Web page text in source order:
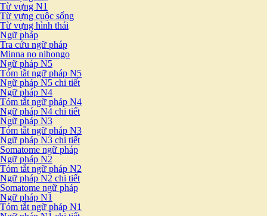
Từ vựng N1
Từ vựng cuộc sống
Từ vựng hình thái
Ngữ pháp
Tra cứu ngữ pháp
Minna no nihongo
Ngữ pháp N5
Tóm tắt ngữ pháp N5
Ngữ pháp N5 chi tiết
Ngữ pháp N4
Tóm tắt ngữ pháp N4
Ngữ pháp N4 chi tiết
Ngữ pháp N3
Tóm tắt ngữ pháp N3
Ngữ pháp N3 chi tiết
Somatome ngữ pháp
Ngữ pháp N2
Tóm tắt ngữ pháp N2
Ngữ pháp N2 chi tiết
Somatome ngữ pháp
Ngữ pháp N1
Tóm tắt ngữ pháp N1